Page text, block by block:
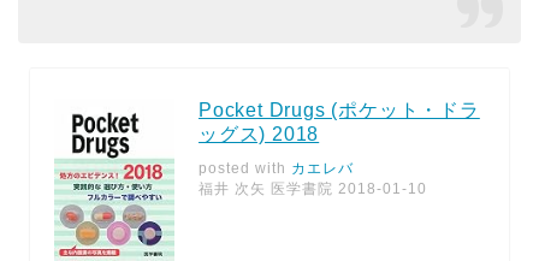
Pocket Drugs (ポケット・ドラ
ッグス) 2018
posted with カエレバ
福井 次矢 医学書院 2018-01-10